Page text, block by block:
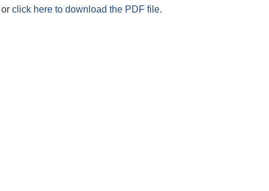
or click here to download the PDF file.